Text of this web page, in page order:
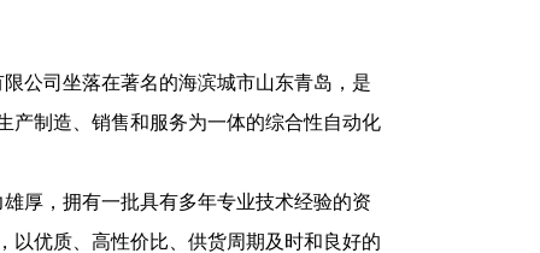
司坐落在著名的海滨城市山东青岛，是
产制造、销售和服务为一体的综合性自动化
，拥有一批具有多年专业技术经验的资
以优质、高性价比、供货周期及时和良好的